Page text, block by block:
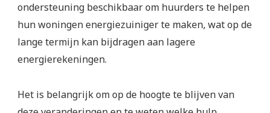
ondersteuning beschikbaar om huurders te helpen
hun woningen energiezuiniger te maken, wat op de
lange termijn kan bijdragen aan lagere
energierekeningen.
Het is belangrijk om op de hoogte te blijven van